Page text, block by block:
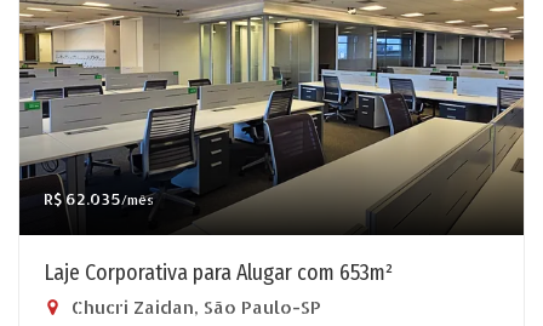
R$ 62.035/mês
Laje Corporativa para Alugar com 653m²
Chucri Zaidan, São Paulo-SP